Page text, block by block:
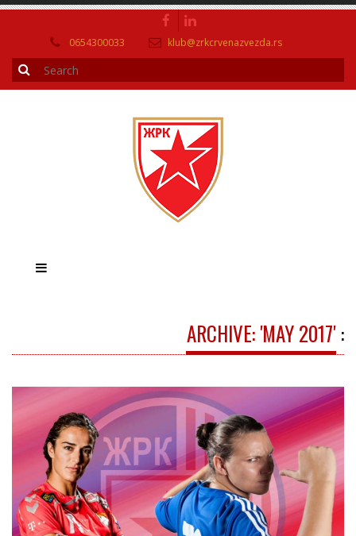
0654300033 klub@zrkcrvenazvezda.rs
ARCHIVE: 'MAY 2017' :